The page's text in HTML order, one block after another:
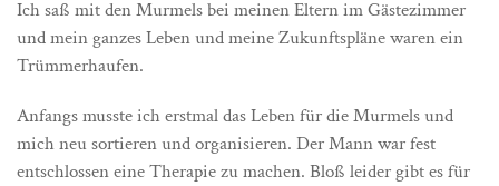
Ich saß mit den Murmels bei meinen Eltern im Gästezimmer
und mein ganzes Leben und meine Zukunftspläne waren ein
Trümmerhaufen.
Anfangs musste ich erstmal das Leben für die Murmels und
mich neu sortieren und organisieren. Der Mann war fest
entschlossen eine Therapie zu machen. Bloß leider gibt es für